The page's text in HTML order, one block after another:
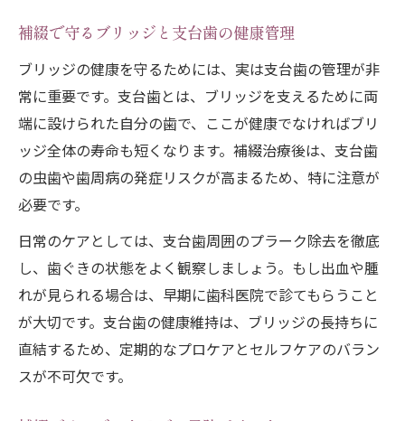
補綴で守るブリッジと支台歯の健康管理
ブリッジの健康を守るためには、実は支台歯の管理が非
常に重要です。支台歯とは、ブリッジを支えるために両
端に設けられた自分の歯で、ここが健康でなければブリ
ッジ全体の寿命も短くなります。補綴治療後は、支台歯
の虫歯や歯周病の発症リスクが高まるため、特に注意が
必要です。
日常のケアとしては、支台歯周囲のプラーク除去を徹底
し、歯ぐきの状態をよく観察しましょう。もし出血や腫
れが見られる場合は、早期に歯科医院で診てもらうこと
が大切です。支台歯の健康維持は、ブリッジの長持ちに
直結するため、定期的なプロケアとセルフケアのバラン
スが不可欠です。